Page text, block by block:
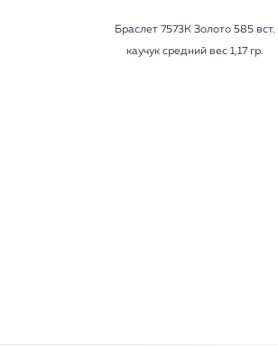
Браслет 7573К Золото 585 вст.
каучук средний вес 1,17 гр.